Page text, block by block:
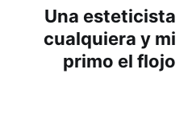
Una esteticista
cualquiera y mi
primo el flojo